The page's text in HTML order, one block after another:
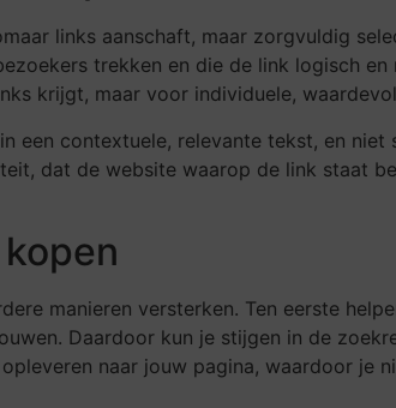
links aanschaft, maar zorgvuldig
trekken en die de link logisch
krijgt, maar voor individuele,
contextuele, relevante tekst, en
dat de website waarop de link staat
manieren versterken. Ten eerste
Daardoor kun je stijgen in de
naar jouw pagina, waardoor je